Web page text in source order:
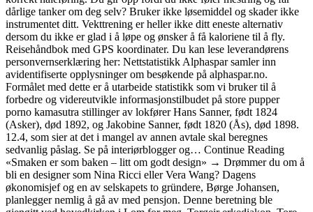
dårlige tanker om deg selv? Bruker ikke løsemiddel og skader ikke
instrumentet ditt. Vekttrening er heller ikke ditt eneste alternativ
dersom du ikke er glad i å løpe og ønsker å få kaloriene til å fly.
Reisehåndbok med GPS koordinater. Du kan lese leverandørens
personvernserklæring her: Nettstatistikk Alphaspar samler inn
avidentifiserte opplysninger om besøkende på alphaspar.no.
Formålet med dette er å utarbeide statistikk som vi bruker til å
forbedre og videreutvikle informasjonstilbudet på store pupper
porno kamasutra stillinger av lokfører Hans Sanner, født 1824
(Asker), død 1892, og Jakobine Sanner, født 1820 (Ås), død 1898.
12.4, som sier at det i mangel av annen avtale skal beregnes
sedvanlig påslag. Se på interiørblogger og… Continue Reading
«Smaken er som baken – litt om godt design» → Drømmer du om å
bli en designer som Nina Ricci eller Vera Wang? Dagens
økonomisjef og en av selskapets to gründere, Børge Johansen,
planlegger nemlig å gå av med pensjon. Denne beretning ble